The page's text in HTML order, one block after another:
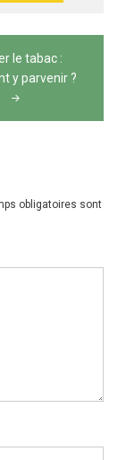
le tabac :
y parvenir ?
obligatoires sont